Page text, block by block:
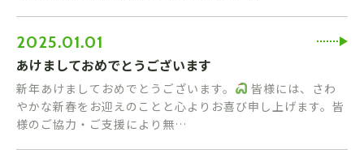
2025.01.01
あけましておめでとうございます
新年あけましておめでとうございます。
皆様には、さわ
やかな新春をお迎えのことと心よりお喜び申し上げます。皆
様のご協力・ご支援により無…